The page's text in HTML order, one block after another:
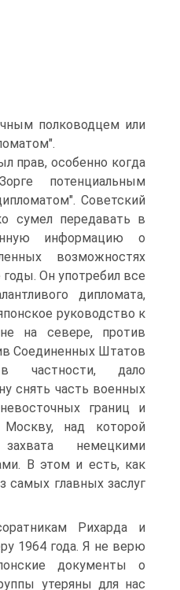
полководцем или
прав, особенно когда
потенциальным
Советский
сумел передавать в
информацию о
возможностях
Он употребил все
дипломата,
руководство к
на севере, против
Соединенных Штатов
частности, дало
снять часть военных
границ и
над которой
немецкими
В этом и есть, как
самых главных заслуг
Рихарда и
1964 года. Я не верю
документы о
утеряны для нас